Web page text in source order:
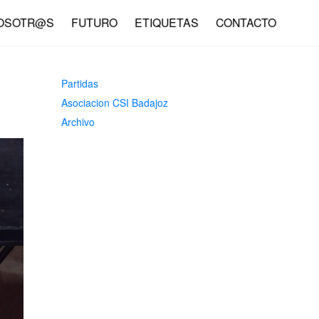
FUTURO ETIQUETAS CONTACTO
Light Dark
Partidas
Asociacion CSI Badajoz
Archivo